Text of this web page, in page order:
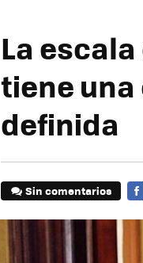
La
tiene
definida
Sin comentarios